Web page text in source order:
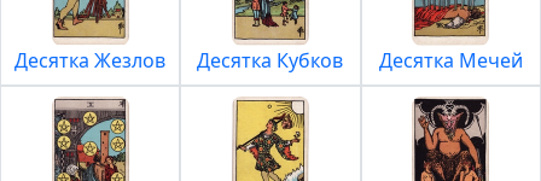
Десятка Жезлов Десятка Кубков Десятка Мечей